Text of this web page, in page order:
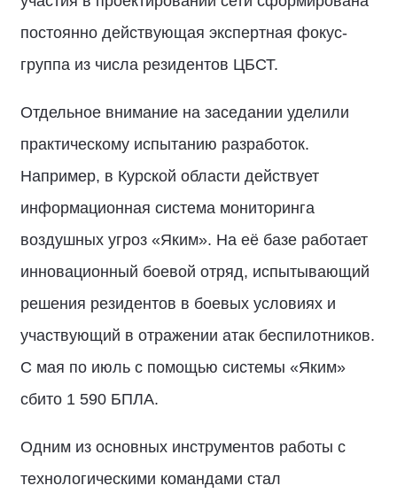
постоянно действующая экспертная фокус-
группа из числа резидентов ЦБСТ.
Отдельное внимание на заседании уделили
практическому испытанию разработок.
Например, в Курской области действует
информационная система мониторинга
воздушных угроз «Яким». На её базе работает
инновационный боевой отряд, испытывающий
решения резидентов в боевых условиях и
участвующий в отражении атак беспилотников.
С мая по июль с помощью системы «Яким»
сбито 1 590 БПЛА.
Одним из основных инструментов работы с
технологическими командами стал